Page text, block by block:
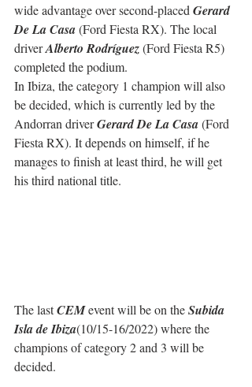
wide advantage over second-placed Gerard
De La Casa (Ford Fiesta RX). The local
driver Alberto Rodríguez (Ford Fiesta R5)
completed the podium.
In Ibiza, the category 1 champion will also
be decided, which is currently led by the
Andorran driver Gerard De La Casa (Ford
Fiesta RX). It depends on himself, if he
manages to finish at least third, he will get
his third national title.
The last CEM event will be on the Subida
Isla de Ibiza(10/15-16/2022) where the
champions of category 2 and 3 will be
decided.